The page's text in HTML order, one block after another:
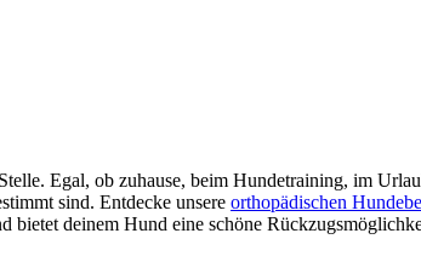
Egal, ob zuhause, beim Hundetraining, im
sind. Entdecke unsere orthopädischen
bietet deinem Hund eine schöne